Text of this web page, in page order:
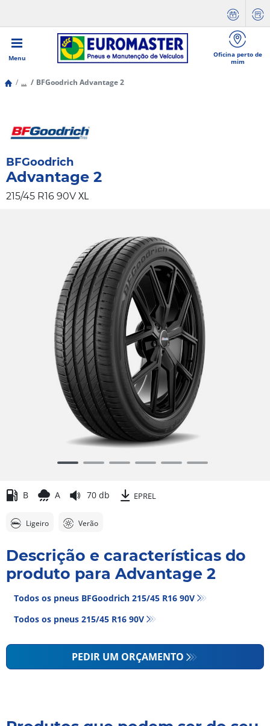
Menu
Oficina perto de
mim
... BFGoodrich Advantage 2
BFGoodrich
Advantage 2
215/45 R16 90V XL
6B A 70 db EPREL
Ligeiro Verão
Descrição e características do
produto para Advantage 2
Todos os pneus BFGoodrich 215/45 R16 90V
Todos os pneus‎ 215/45 R16 90V
PEDIR UM ORÇAMENTO